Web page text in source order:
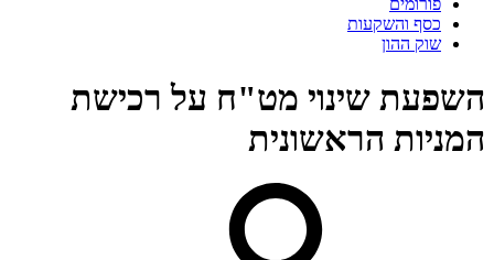
פורומים
כסף והשקעות
שוק ההון
השפעת שינוי מט"ח על רכישת
המניות הראשונית